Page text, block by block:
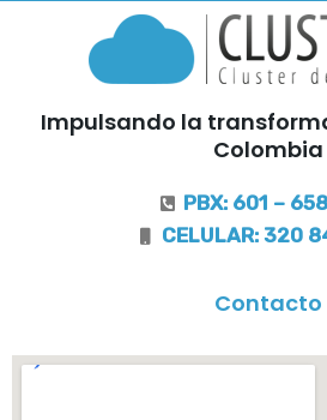
Impulsando la
Colombia
PBX: 601 –
CELULAR: 320
Contacto